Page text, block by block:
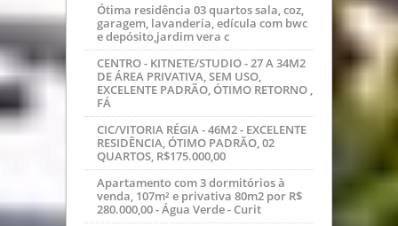
Ótima residência 03 quartos sala, coz,
garagem, lavanderia, edícula com bwc
e depósito,jardim vera c
CENTRO - KITNETE/STUDIO - 27 A 34M2
DE ÁREA PRIVATIVA, SEM USO,
EXCELENTE PADRÃO, ÓTIMO RETORNO ,
FÁ
CIC/VITORIA RÉGIA - 46M2 - EXCELENTE
RESIDÊNCIA, ÓTIMO PADRÃO, 02
QUARTOS, R$175.000,00
Apartamento com 3 dormitórios à
venda, 107m² e privativa 80m2 por R$
280.000,00 - Água Verde - Curit